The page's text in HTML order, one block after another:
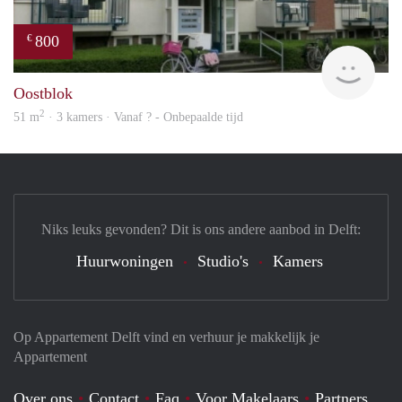
€ 800
Oostblok
51 m2 · 3 kamers · Vanaf ? - Onbepaalde tijd
Op Appartement Delft vind en verhuur je makkelijk je
Appartement
Over ons Contact Faq Voor Makelaars Partners
Niks leuks gevonden? Dit is ons andere aanbod in Delft:
Huurwoningen Studio's Kamers